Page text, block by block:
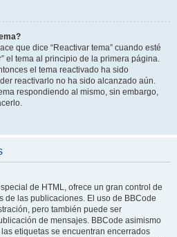
que dice “Reactivar tema” cuando esté
el tema al principio de la primera página.
el tema reactivado ha sido
reactivarlo no ha sido alcanzado aún.
respondiendo al mismo, sin embargo,
de HTML, ofrece un gran control de
de las publicaciones. El uso de BBCode
pero también puede ser
de mensajes. BBCode asimismo
etiquetas se encuentran encerrados